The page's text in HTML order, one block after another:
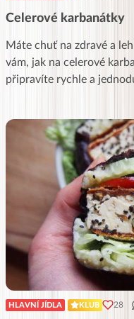
Celerové karbanátky
Máte chuť na zdravé a
vám, jak na celerové
připravíte rychle a
HLAVNÍ JÍDLA KLUB 28